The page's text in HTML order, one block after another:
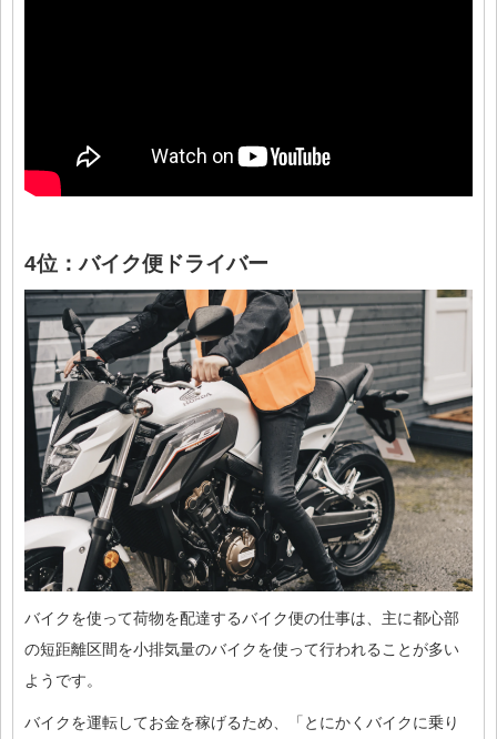
4位：バイク便ドライバー
バイクを使って荷物を配達するバイク便の仕事は、主に都心部
の短距離区間を小排気量のバイクを使って行われることが多い
ようです。
バイクを運転してお金を稼げるため、「とにかくバイクに乗り